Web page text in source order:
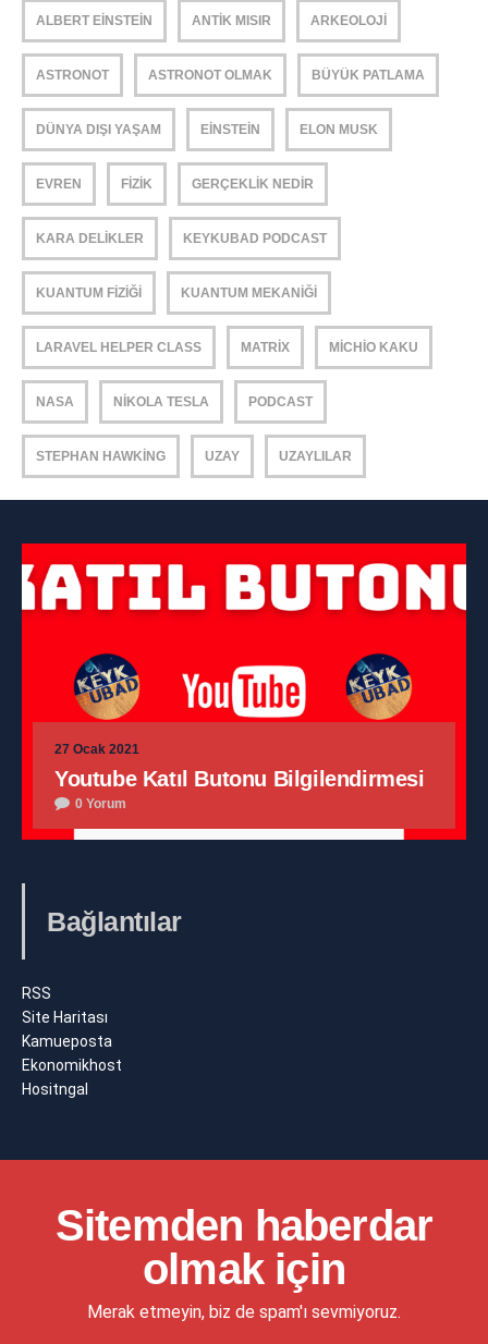
ALBERT EINSTEIN ANTIK MISIR ARKEOLOJI
ASTRONOT ASTRONOT OLMAK BÜYÜK PATLAMA
DÜNYA DIŞI YAŞAM EINSTEIN ELON MUSK
EVREN FIZIK GERÇEKLIK NEDIR
KARA DELIKLER KEYKUBAD PODCAST
KUANTUM FIZIĞI KUANTUM MEKANIĞI
LARAVEL HELPER CLASS MATRIX MICHIO KAKU
NASA NIKOLA TESLA PODCAST
STEPHAN HAWKING UZAY UZAYLILAR
27 Ocak 2021
Youtube Katıl Butonu Bilgilendirmesi
0 Yorum
Bağlantılar
RSS
Site Haritası
Kamueposta
Ekonomikhost
Hositngal
Sitemden haberdar
olmak için
Merak etmeyin, biz de spam'ı sevmiyoruz.